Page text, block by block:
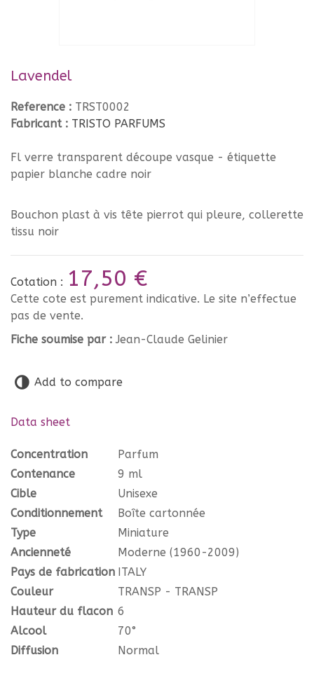
Lavendel
Reference : TRST0002
Fabricant : TRISTO PARFUMS
Fl verre transparent découpe vasque - étiquette
papier blanche cadre noir
Bouchon plast à vis tête pierrot qui pleure, collerette
tissu noir
Cotation : 17,50 €
Cette cote est purement indicative. Le site n’effectue
pas de vente.
Fiche soumise par : Jean-Claude Gelinier
Add to compare
Data sheet
Concentration
Parfum
Contenance
9 ml
Cible
Unisexe
Conditionnement
Boîte cartonnée
Type
Miniature
Ancienneté
Moderne (1960-2009)
Pays de fabrication ITALY
Couleur
TRANSP - TRANSP
Hauteur du flacon 6
Alcool
70°
Diffusion
Normal